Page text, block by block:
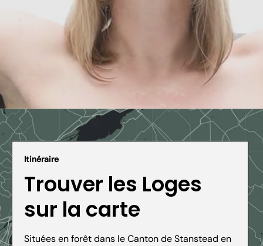
Itinéraire
Trouver les Loges
sur la carte
Situées en forêt dans le Canton de Stanstead en
1